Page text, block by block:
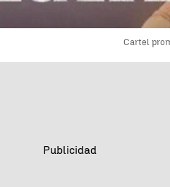
Cartel